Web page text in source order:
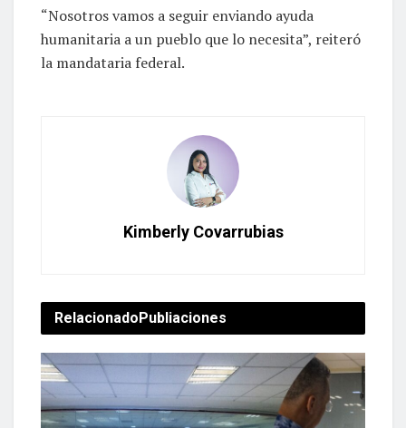
“Nosotros vamos a seguir enviando ayuda
humanitaria a un pueblo que lo necesita”, reiteró
la mandataria federal.
Kimberly Covarrubias
RelacionadoPubliaciones